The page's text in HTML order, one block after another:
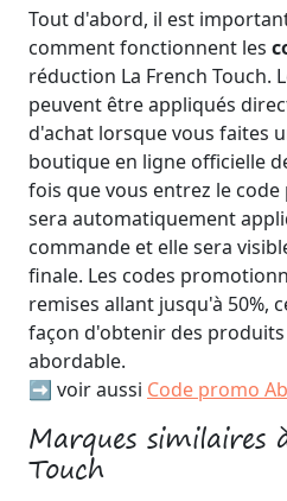
Tout d'abord, il est
comment fonctionnent les
réduction La French Touch.
peuvent être appliqués
d'achat lorsque vous faites
boutique en ligne officielle
fois que vous entrez le
sera automatiquement
commande et elle sera
finale. Les codes
remises allant jusqu'à 50%,
façon d'obtenir des
abordable.
➡️ voir aussi Code promo
Marques similaires
Touch